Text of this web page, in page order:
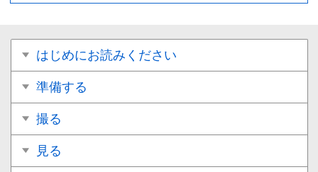
はじめにお読みください
準備する
撮る
見る